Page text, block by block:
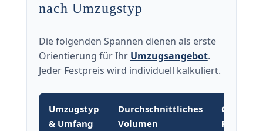
nach Umzugstyp
Die folgenden Spannen dienen als erste
Orientierung für Ihr Umzugsangebot.
Jeder Festpreis wird individuell kalkuliert.
Umzugstyp
& Umfang
Durchschnittliches
Volumen